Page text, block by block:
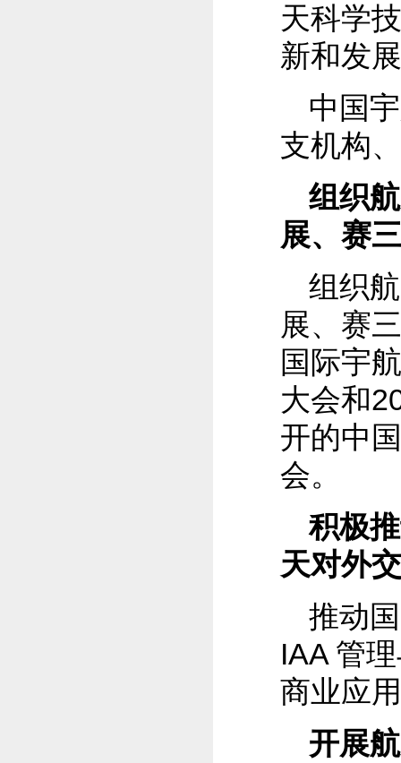
天科学
新和发
中国
支机构
组织
展、赛
组织
展、赛
国际宇
大会和
开的中
会。
积极
天对外
推动
IAA 管
商业应
开展